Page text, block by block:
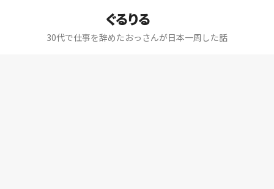
ぐるりる
30代で仕事を辞めたおっさんが日本一周した話